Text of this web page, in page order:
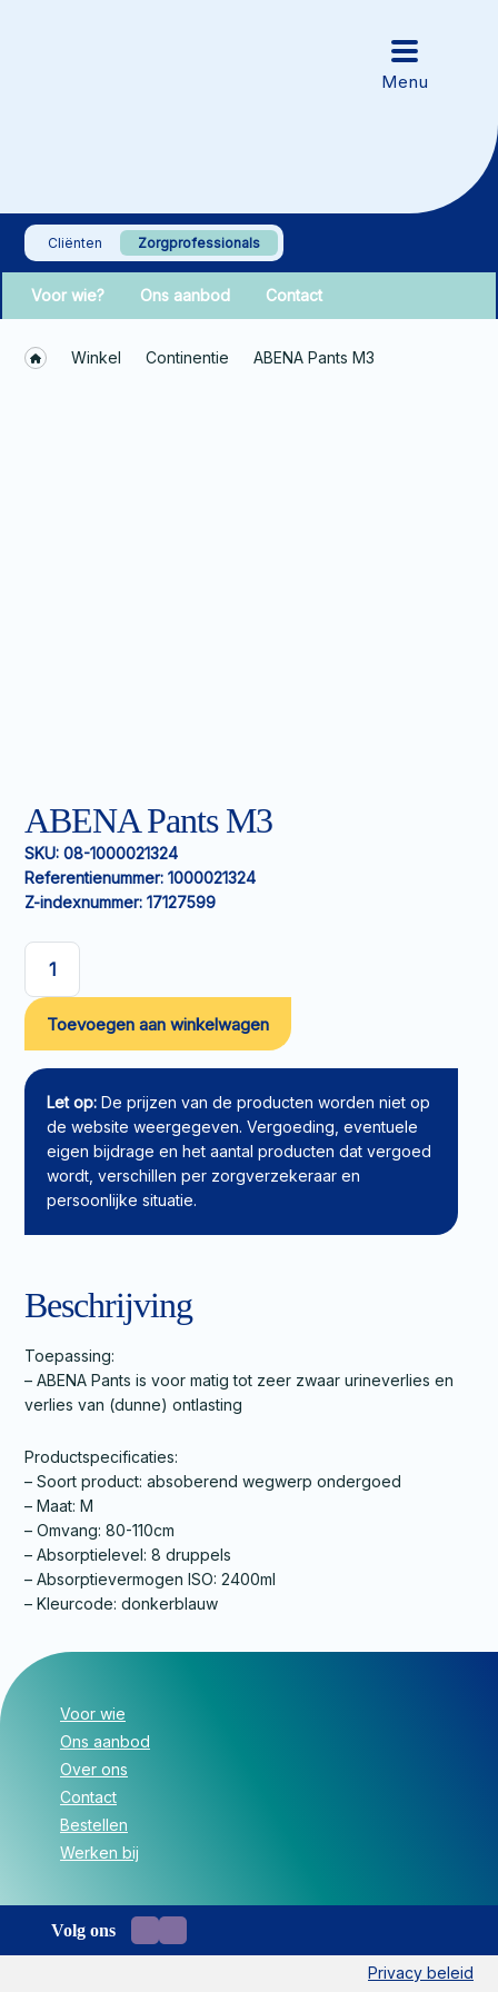
Cliënten Zorgprofessionals
Voor wie? Ons aanbod Contact
Winkel Continentie ABENA Pants M3
ABENA Pants M3
SKU: 08-1000021324
Referentienummer: 1000021324
Z-indexnummer: 17127599
ABENA
Pants
aantal
Toevoegen aan winkelwagen
Let op: De prijzen van de producten worden niet op
de website weergegeven. Vergoeding, eventuele
eigen bijdrage en het aantal producten dat vergoed
wordt, verschillen per zorgverzekeraar en
persoonlijke situatie.
Beschrijving
Toepassing:
– ABENA Pants is voor matig tot zeer zwaar urineverlies en
verlies van (dunne) ontlasting
Productspecificaties:
– Soort product: absoberend wegwerp ondergoed
– Maat: M
– Omvang: 80-110cm
– Absorptielevel: 8 druppels
– Absorptievermogen ISO: 2400ml
– Kleurcode: donkerblauw
Voor wie
Ons aanbod
Over ons
Contact
Bestellen
Werken bij
Volg ons
Privacy beleid